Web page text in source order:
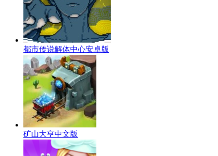
都市传说解体中心安卓版
矿山大亨中文版